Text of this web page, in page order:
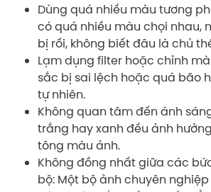
Dùng quá nhiều màu tương
có quá nhiều màu chọi nhau,
bị rối, không biết đâu là chủ
Lạm dụng filter hoặc chỉnh
sắc bị sai lệch hoặc quá bão
tự nhiên.
Không quan tâm đến ánh
trắng hay xanh đều ảnh
tông màu ảnh.
Không đồng nhất giữa các
bộ: Một bộ ảnh chuyên